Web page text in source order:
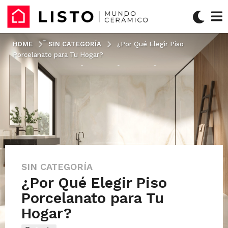
HOME SIN CATEGORÍA
¿Por Qué Elegir Piso
Porcelanato para Tu Hogar?
e
2
8
d
SIN CATEGORÍA
¿Por Qué Elegir Piso
Porcelanato para Tu
Hogar?